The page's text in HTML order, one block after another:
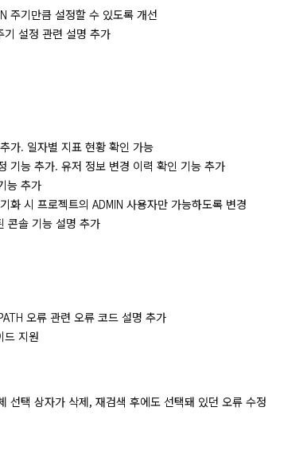
주기만큼 설정할 수 있도록 개선
설정 관련 설명 추가
가. 일자별 지표 현황 확인 가능
기능 추가. 유저 정보 변경 이력 확인 기능 추가
능 추가
화 시 프로젝트의 ADMIN 사용자만 가능하도록 변경
콘솔 기능 설명 추가
오류 관련 오류 코드 설명 추가
지원
선택 상자가 삭제, 재검색 후에도 선택돼 있던 오류 수정